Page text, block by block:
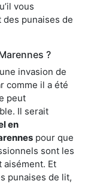
vous
punaises de
?
invasion de
comme il a été
peut
Il serait
en
pour que
sont les
aisément. Et
punaises de lit,